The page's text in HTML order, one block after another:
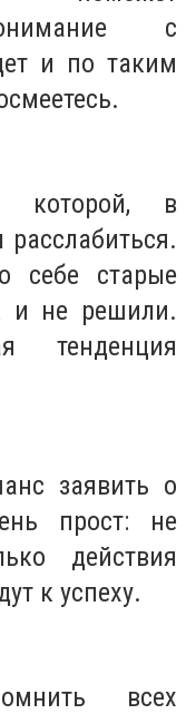
с
и по таким
которой, в
себе старые
и не решили.
тенденция
заявить о
прост: не
действия
к успеху.
всех